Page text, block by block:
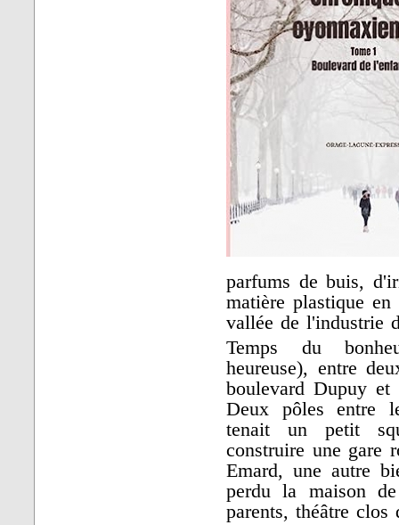
parfums de buis,
matière plastique
vallée de l'industrie
Temps du
heureuse), entre
boulevard Dupuy
Deux pôles entre
tenait un petit
construire une gare
Emard, une autre
perdu la maison
parents, théâtre clos